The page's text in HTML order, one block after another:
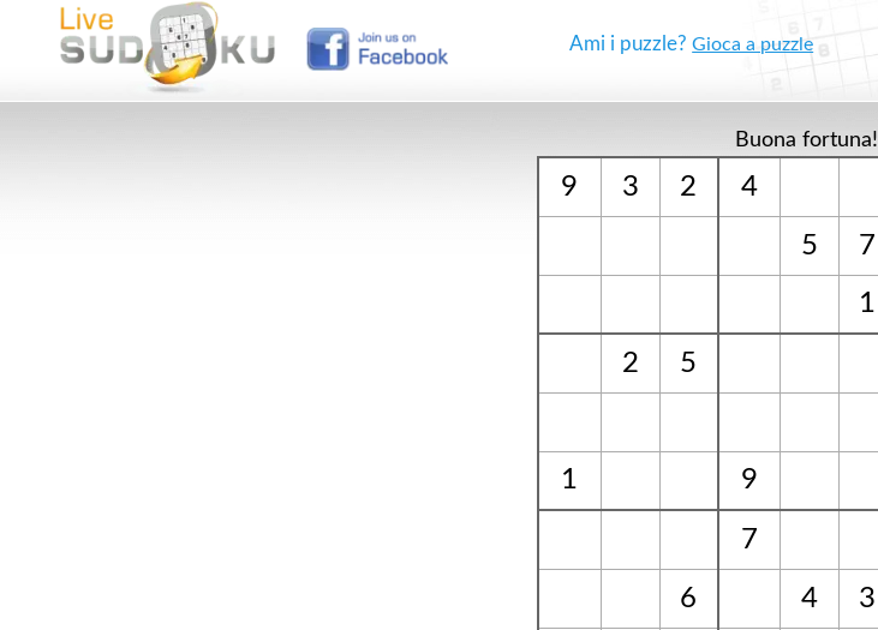
Ami i puzzle?Gioca a puzzle
Buona fortuna!
9 3 2 4
5 7
1
2 5
1
9
7
6 4 3